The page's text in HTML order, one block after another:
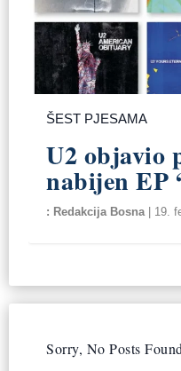
ŠEST PJESAMA
U2 objavio
nabijen EP
Redakcija Bosna| 19.
Sorry, No Posts